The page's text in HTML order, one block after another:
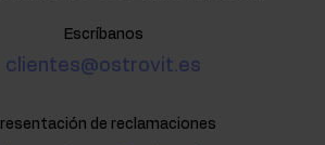
Escríbanos
clientes@ostrovit.es
de reclamaciones